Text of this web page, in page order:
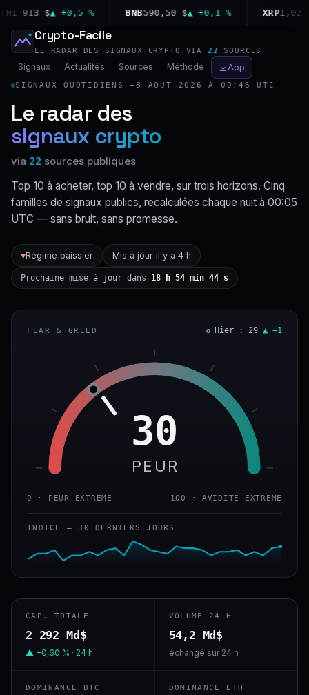
913 $▲ +0,5 % BNB590,50 $▲ +0,1 % XRP1,02 $▼
Crypto-Facile
LE RADAR DES SIGNAUX CRYPTO VIA 22 SOURCES
Signaux Actualités Sources Méthode App
SIGNAUX QUOTIDIENS —8 AOÛT 2026 À 00:46 UTC
Le radar des
signaux crypto
via 22 sources publiques
Top 10 à acheter, top 10 à vendre, sur trois horizons. Cinq
familles de signaux publics, recalculées chaque nuit à 00:05
UTC — sans bruit, sans promesse.
▼Régime baissier Mis à jour il y a 4 h
Prochaine mise à jour dans 18 h 54 min 43 s
FEAR & GREED Hier : 29 ▲ +1
30
PEUR
0 · PEUR EXTRÊME 100 · AVIDITÉ EXTRÊME
INDICE — 30 DERNIERS JOURS
CAP. TOTALE
2 292 Md$
▲ +0,60 % · 24 h
VOLUME 24 H
54,2 Md$
échangé sur 24 h
DOMINANCE BTC DOMINANCE ETH